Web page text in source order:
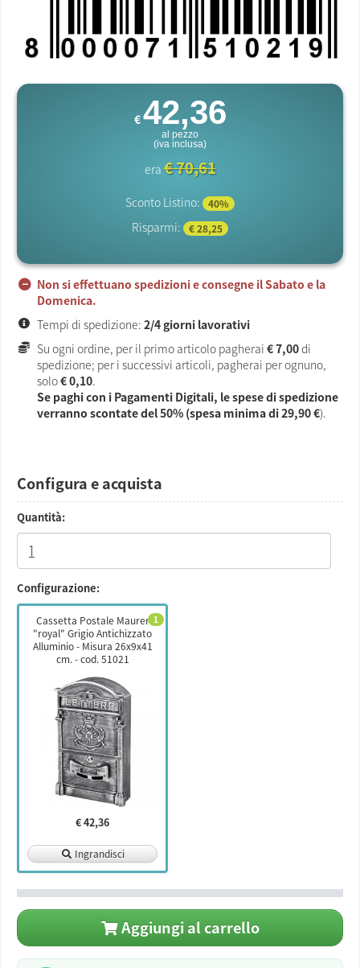
€42,36
al pezzo
(iva inclusa)
era€ 70,61
Sconto Listino: 40%
Risparmi: € 28,25
Non si effettuano spedizioni e consegne il Sabato e la
Domenica.
Tempi di spedizione: 2/4 giorni lavorativi
Su ogni ordine, per il primo articolo pagherai € 7,00di
spedizione; per i successivi articoli, pagherai per ognuno,
solo€ 0,10.
Se paghi con i Pagamenti Digitali, le spese di spedizione
verranno scontate del 50% (spesa minima di29,90 €).
Configura e acquista
Quantità:
Configurazione:
1
Cassetta Postale Maurer
"royal" Grigio Antichizzato
Alluminio - Misura 26x9x41
cm. - cod. 51021
€ 42,36
Ingrandisci
Aggiungi al carrello